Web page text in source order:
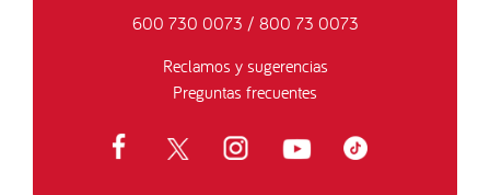
600 730 0073 / 800 73 0073
Reclamos y sugerencias
Preguntas frecuentes